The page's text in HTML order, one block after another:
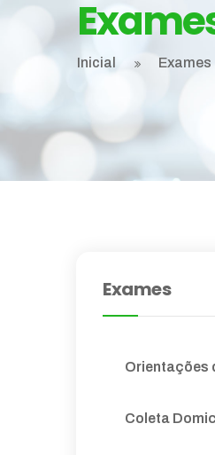
Inicial Exames
Exames
Orientações
Coleta